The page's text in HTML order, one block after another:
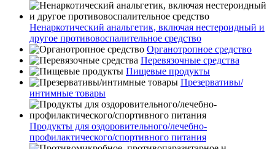
Ненаркотический анальгетик, включая нестероидный и
другое противовоспалительное средство
Органотропное средство
Перевязочные средства
Пищевые продукты
Презервативы/
интимные товары
Продукты для оздоровительного/лечебно-
профилактического/спортивного питания